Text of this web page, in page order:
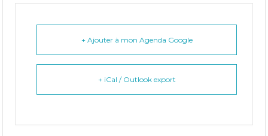
+ Ajouter à mon Agenda Google
+ iCal / Outlook export